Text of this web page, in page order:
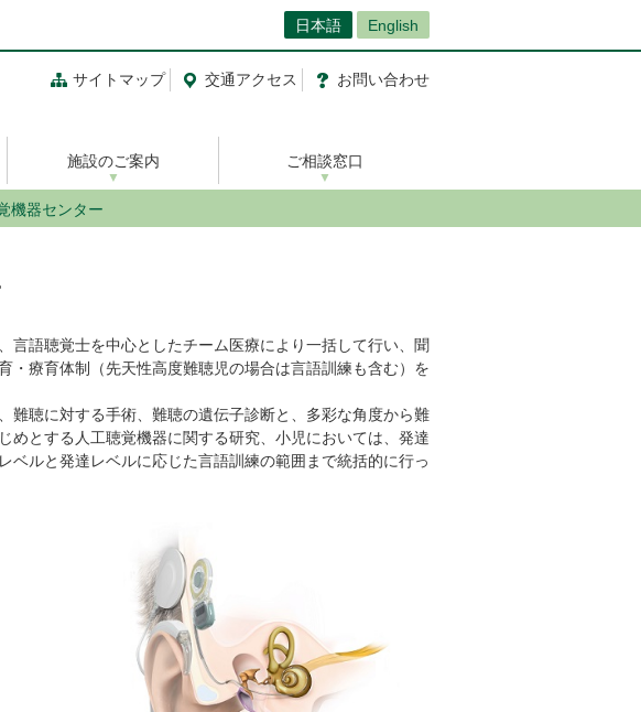
日本語 English
サイトマップ 交通アクセス お問い合わせ
施設のご案内 ご相談窓口
機器センター
語聴覚士を中心としたチーム医療により一括して行い、聞
・療育体制（先天性高度難聴児の場合は言語訓練も含む）を
聴に対する手術、難聴の遺伝子診断と、多彩な角度から難
めとする人工聴覚機器に関する研究、小児においては、発達
ベルと発達レベルに応じた言語訓練の範囲まで統括的に行っ